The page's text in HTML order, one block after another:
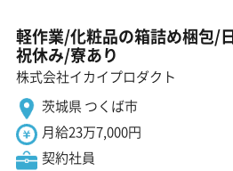
軽作業/化粧品の箱詰め梱包/
祝休み/寮あり
株式会社イカイプロダクト
茨城県 つくば市
月給23万7,000円
契約社員